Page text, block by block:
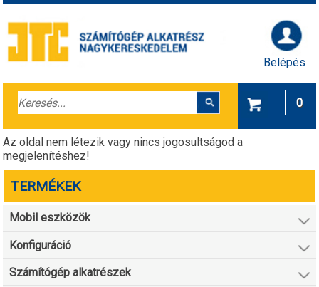
Belépés
0
Az oldal nem létezik vagy nincs jogosultságod a
megjelenítéshez!
TERMÉKEK
Mobil eszközök
Konfiguráció
Számítógép alkatrészek